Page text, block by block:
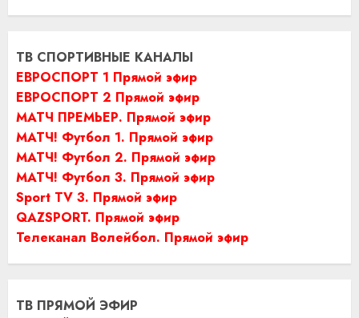
ТВ СПОРТИВНЫЕ КАНАЛЫ
ЕВРОСПОРТ 1 Прямой эфир
ЕВРОСПОРТ 2 Прямой эфир
МАТЧ ПРЕМЬЕР. Прямой эфир
МАТЧ! Футбол 1. Прямой эфир
МАТЧ! Футбол 2. Прямой эфир
МАТЧ! Футбол 3. Прямой эфир
Sport TV 3. Прямой эфир
QAZSPORT. Прямой эфир
Телеканал Волейбол. Прямой эфир
ТВ ПРЯМОЙ ЭФИР